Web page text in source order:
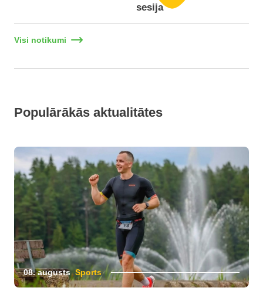
sesija
Visi notikumi
Populārākās aktualitātes
08. augusts Sports